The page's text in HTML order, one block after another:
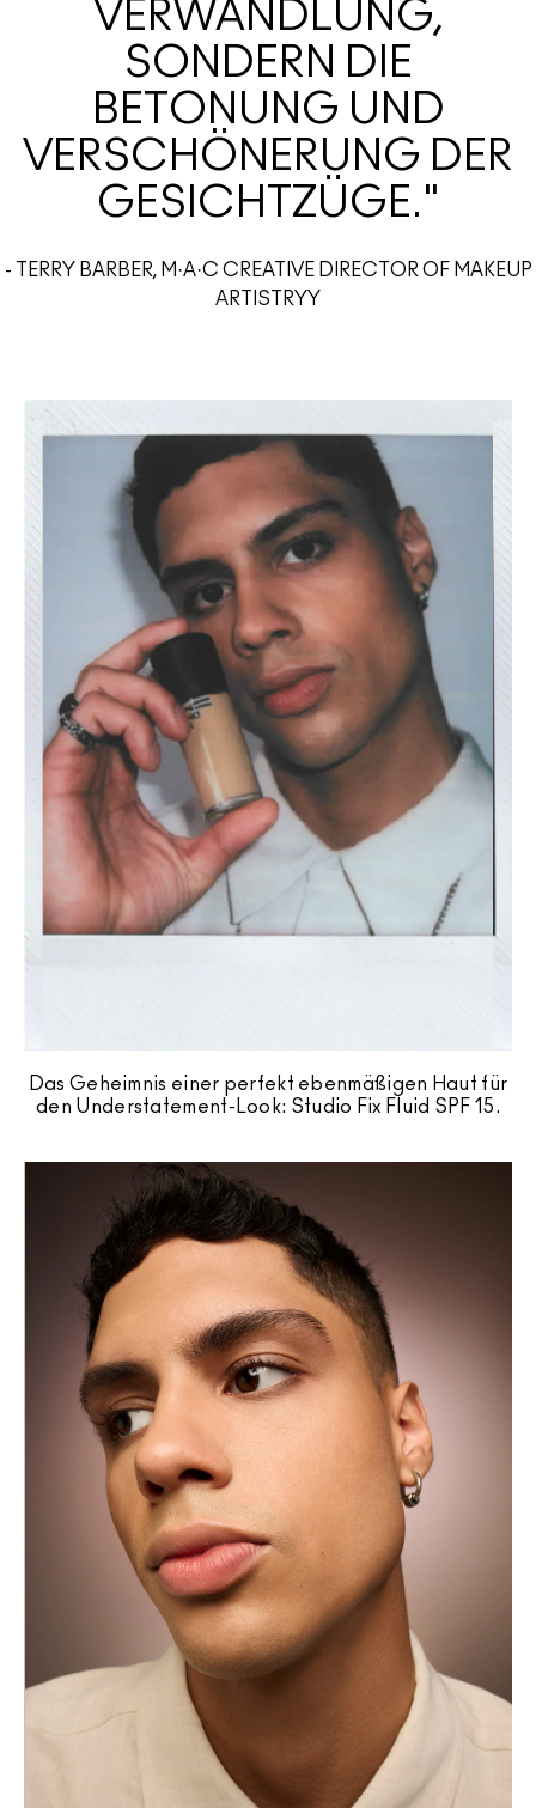
VERWANDLUNG,
SONDERN DIE
BETONUNG UND
VERSCHÖNERUNG DER
GESICHTZÜGE."
- TERRY BARBER, M·A·C CREATIVE DIRECTOR OF MAKEUP
ARTISTRYY
Das Geheimnis einer perfekt ebenmäßigen Haut für
den Understatement-Look: Studio Fix Fluid SPF 15.